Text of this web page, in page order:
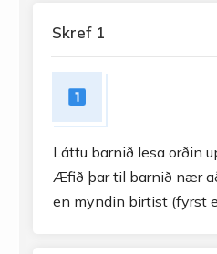
Skref 1
Láttu barnið lesa orðin
Æfið þar til barnið nær
en myndin birtist (fyrst